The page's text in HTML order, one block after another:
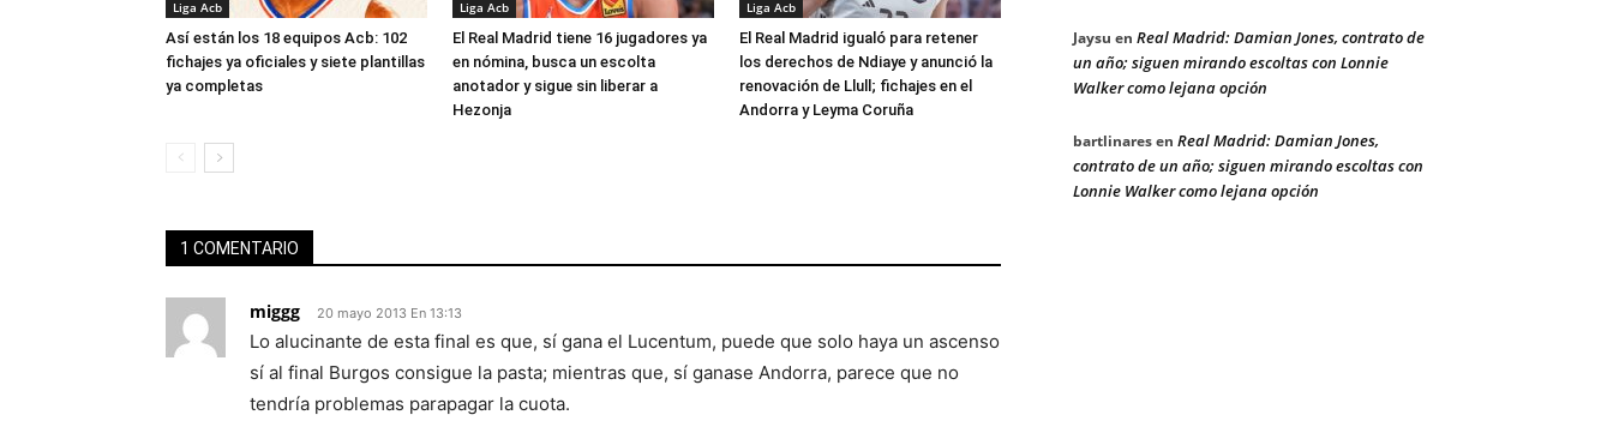
Liga Acb
Así están los 18 equipos Acb: 102
fichajes ya oficiales y siete plantillas
ya completas
Liga Acb
El Real Madrid tiene 16 jugadores ya
en nómina, busca un escolta
anotador y sigue sin liberar a
Hezonja
Liga Acb
El Real Madrid igualó para retener
los derechos de Ndiaye y anunció la
renovación de Llull; fichajes en el
Andorra y Leyma Coruña
1 COMENTARIO
miggg 20 mayo 2013 En 13:13
Lo alucinante de esta final es que, sí gana el Lucentum, puede que solo haya un ascenso
sí al final Burgos consigue la pasta; mientras que, sí ganase Andorra, parece que no
tendría problemas parapagar la cuota.
Jaysu en Real Madrid: Damian Jones, contrato de
un año; siguen mirando escoltas con Lonnie
Walker como lejana opción
bartlinaresen Real Madrid: Damian Jones,
contrato de un año; siguen mirando escoltas con
Lonnie Walker como lejana opción